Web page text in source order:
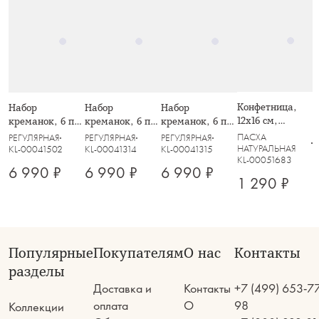
Набор
креманок, 6 пр,
350 мл, тёмно-
синие, Fun
РЕГУЛЯРНАЯ
KL-00041502
6 990 ₽
Набор
креманок, 6 пр,
350 мл,
лиловые, Fun
РЕГУЛЯРНАЯ
KL-00041314
6 990 ₽
Набор
креманок, 6 пр,
350 мл,
дымчатые, Fun
РЕГУЛЯРНАЯ
KL-00041315
6 990 ₽
Конфетница,
12х16 см,
керамика,
молочно-серая,
Кролик с
Brown Rabbit
ПАСХА
НАТУРАЛЬНАЯ
KL-00051683
1 290 ₽
Популярные
разделы
Коллекции
Покупателям
Доставка и
оплата
О нас
Контакты
О
Контакты
+7 (499) 653-
98